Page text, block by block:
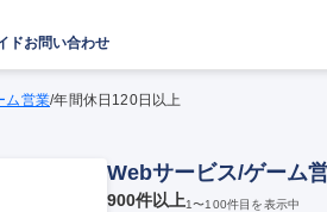
ドお問い合わせ
ム営業/年間休日120日以上
Webサービス/ゲーム
900件以上1〜100件目を表示中